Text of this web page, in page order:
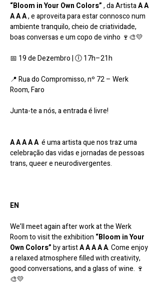
“Bloom in Your Own Colors” , da Artista A A
A A A , e aproveita para estar connosco num
ambiente tranquilo, cheio de criatividade,
boas conversas e um copo de vinho 🍷🎨💛
📅 19 de Dezembro | 🕕 17h–21h
📍 Rua do Compromisso, nº 72 – Werk
Room, Faro
Junta-te a nós, a entrada é livre!
A A A A A
  é uma artista que nos traz uma
celebração das vidas e jornadas de pessoas
trans, queer e neurodivergentes.
EN
We’ll meet again after work at the Werk
Room to visit the exhibition “Bloom in Your
Own Colors” by artist A A A A A. Come enjoy
a relaxed atmosphere filled with creativity,
good conversations, and a glass of wine. 🍷
🎨💛